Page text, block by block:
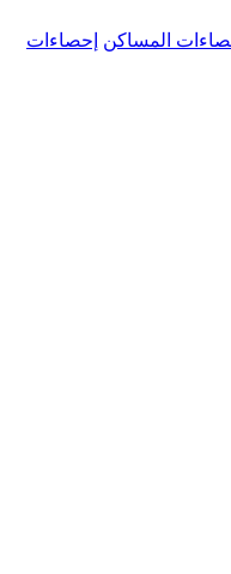
المساكن إحصاءات